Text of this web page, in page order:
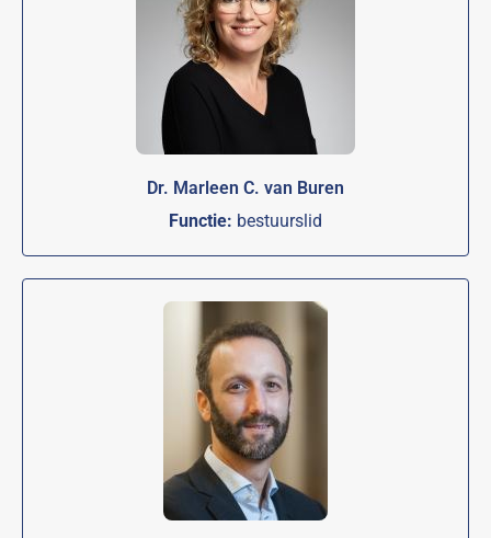
Dr. Marleen C. van Buren
Functie: bestuurslid